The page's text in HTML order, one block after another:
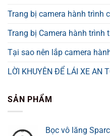
Trang bị camera hành trình
Trang bị Camera hành trình
Tại sao nên lắp camera
LỜI KHUYÊN ĐỂ LÁI XE AN
SẢN PHẨM
Bọc vô lăng